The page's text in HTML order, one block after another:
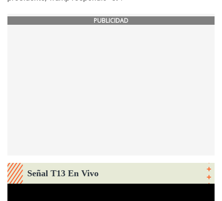
PUBLICIDAD
Señal T13 En Vivo